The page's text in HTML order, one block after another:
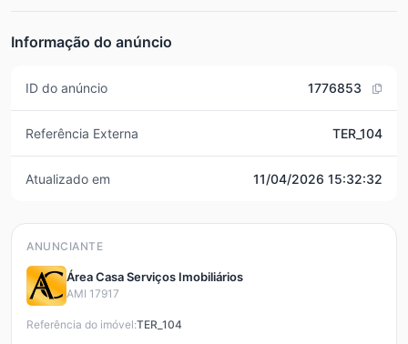
Informação do anúncio
ID do anúncio 1776853
Referência Externa TER_104
Atualizado em 11/04/2026 15:32:32
ANUNCIANTE
Área Casa Serviços Imobiliários
AMI 17917
Referência do imóvel:TER_104